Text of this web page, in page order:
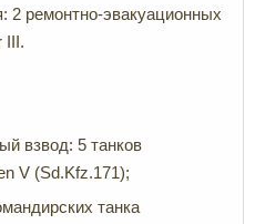
2 ремонтно-эвакуационных
III.
взвод: 5 танков
V (Sd.Kfz.171);
танка